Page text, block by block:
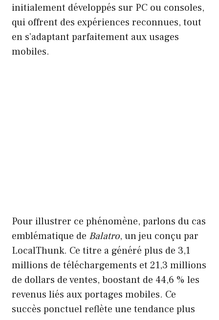
initialement développés sur PC ou consoles,
qui offrent des expériences reconnues, tout
en s’adaptant parfaitement aux usages
mobiles.
Pour illustrer ce phénomène, parlons du cas
emblématique de Balatro, un jeu conçu par
LocalThunk. Ce titre a généré plus de 3,1
millions de téléchargements et 21,3 millions
de dollars de ventes, boostant de 44,6 % les
revenus liés aux portages mobiles. Ce
succès ponctuel reflète une tendance plus